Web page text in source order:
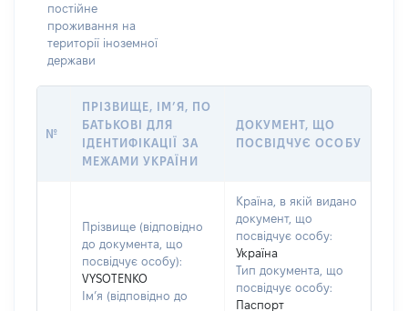
постійне
проживання на
території іноземної
держави
№
ПРІЗВИЩЕ, ІМ’Я, ПО
БАТЬКОВІ ДЛЯ
ІДЕНТИФІКАЦІЇ ЗА
МЕЖАМИ УКРАЇНИ
ДОКУМЕНТ, ЩО
ПОСВІДЧУЄ ОСОБУ
Прізвище (відповідно
до документа, що
посвідчує особу):
VYSOTENKO
Ім’я (відповідно до
Країна, в якій видано
документ, що
посвідчує особу:
Україна
Тип документа, що
посвідчує особу:
Паспорт